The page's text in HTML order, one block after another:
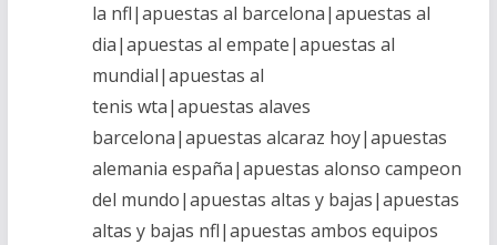
la nfl|apuestas al barcelona|apuestas al
dia|apuestas al empate|apuestas al
mundial|apuestas al
tenis wta|apuestas alaves
barcelona|apuestas alcaraz hoy|apuestas
alemania españa|apuestas alonso campeon
del mundo|apuestas altas y bajas|apuestas
altas y bajas nfl|apuestas ambos equipos